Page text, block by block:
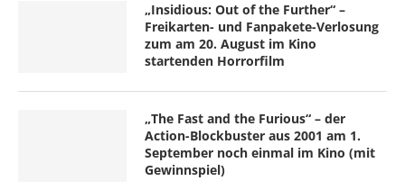
„Insidious: Out of the Further“ –
Freikarten- und Fanpakete-Verlosung
zum am 20. August im Kino
startenden Horrorfilm
„The Fast and the Furious“ – der
Action-Blockbuster aus 2001 am 1.
September noch einmal im Kino (mit
Gewinnspiel)